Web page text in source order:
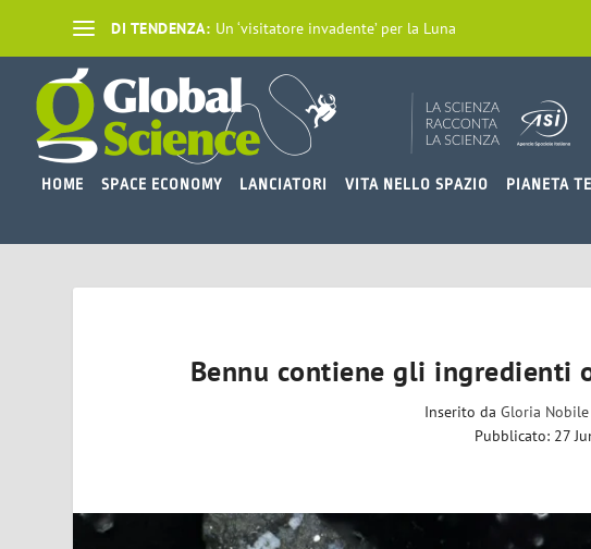
DI TENDENZA: Un ‘visitatore invadente’ per la Luna
HOME SPACE ECONOMY LANCIATORI VITA NELLO SPAZIO PIANETA
Bennu contiene gli ingredienti
Inserito daGloria Nobile
Pubblicato: 27